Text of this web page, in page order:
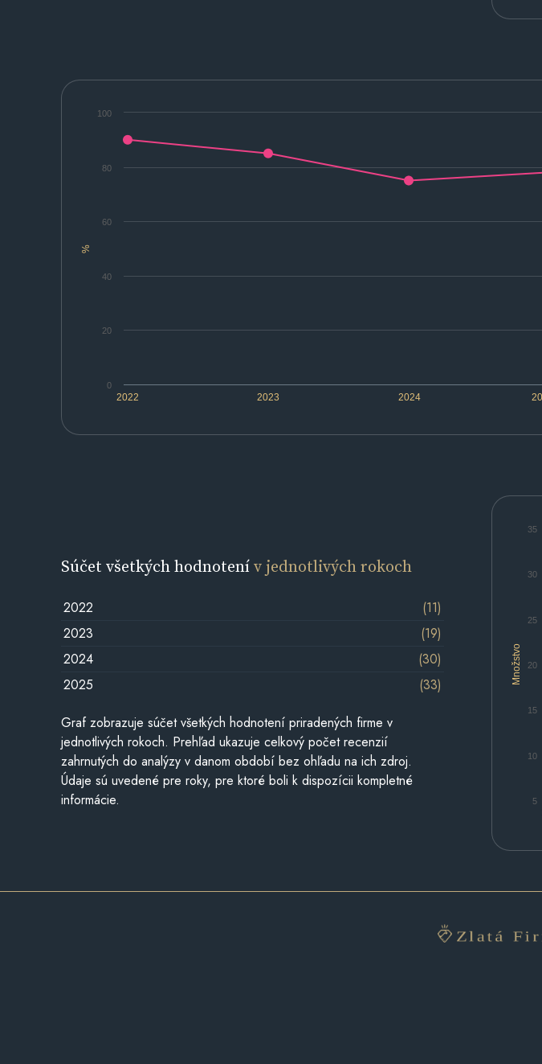
%
2022 2023 2024
0
20
40
60
80
100
Množstvo
5
10
15
20
25
30
35
Súčet všetkých hodnotenív jednotlivých rokoch
2022
(11)
2023
(19)
2024
(30)
2025
(33)
Graf zobrazuje súčet všetkých hodnotení priradených firme v
jednotlivých rokoch. Prehľad ukazuje celkový počet recenzií
zahrnutých do analýzy v danom období bez ohľadu na ich zdroj.
Údaje sú uvedené pre roky, pre ktoré boli k dispozícii kompletné
informácie.